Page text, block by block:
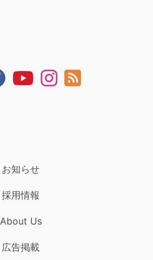
お知らせ
採用情報
About Us
広告掲載